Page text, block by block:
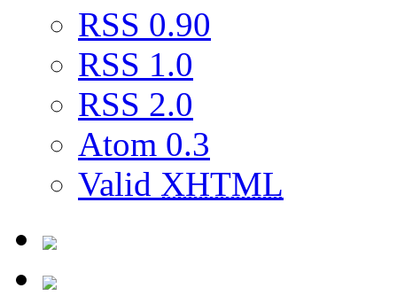
RSS 0.90
RSS 1.0
RSS 2.0
Atom 0.3
Valid XHTML